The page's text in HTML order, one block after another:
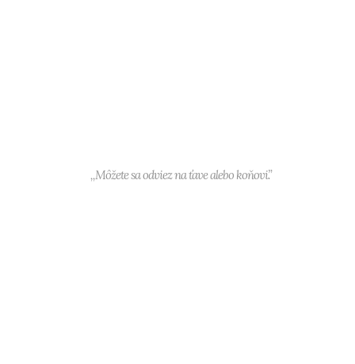
,,Môžete sa odviez na ťave alebo koňovi.”